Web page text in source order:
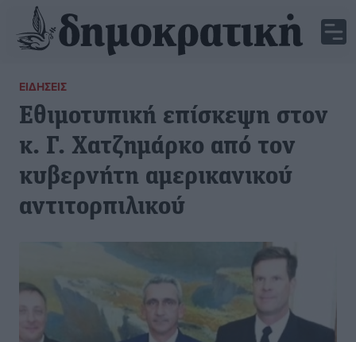
ΕΙΔΉΣΕΙΣ
Εθιμοτυπική επίσκεψη στον
κ. Γ. Χατζημάρκο από τον
κυβερνήτη αμερικανικού
αντιτορπιλικού